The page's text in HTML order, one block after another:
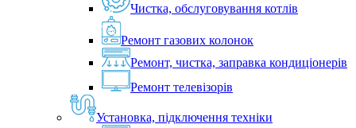
Чистка, обслуговування котлів
Ремонт газових колонок
Ремонт, чистка, заправка кондиціонерів
Ремонт телевізорів
Установка, підключення техніки